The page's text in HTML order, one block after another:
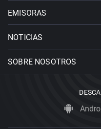
EMISORAS
NOTICIAS
SOBRE NOSOTROS